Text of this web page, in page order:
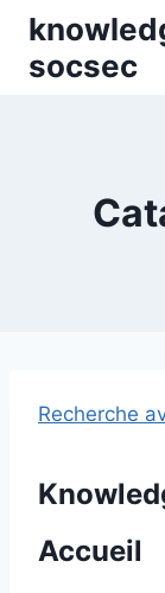
Skip
content
socsec
Recherche
Accueil